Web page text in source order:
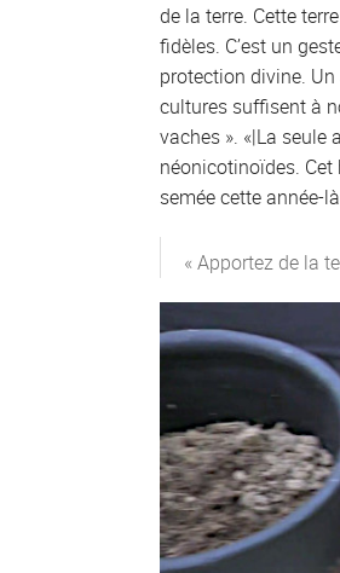
de la terre. Cette
fidèles. C’est un
protection divine. Un
cultures suffisent à
vaches ». «|La seule
néonicotinoïdes. Cet
semée cette année-
« Apportez de la